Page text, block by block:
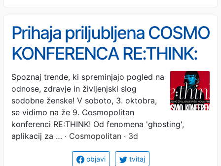
Prihaja priljubljena COSMO
KONFERENCA RE:THINK:
Sodobno življenje piše
nova pravila
Spoznaj trende, ki spreminjajo pogled na
odnose, zdravje in življenjski slog
sodobne ženske! V soboto, 3. oktobra,
se vidimo na že 9. Cosmopolitan
konferenci RE:THINK! Od fenomena 'ghosting',
aplikacij za … · Cosmopolitan · 3d
objavi tvitaj